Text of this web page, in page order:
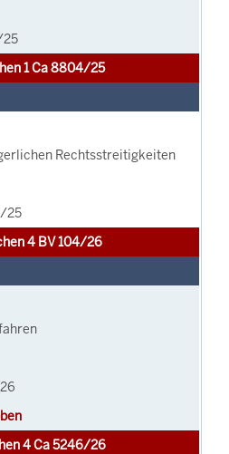
25
1 Ca 8804/25
Rechtsstreitigkeiten
25
4 BV 104/26
4 Ca 5246/26